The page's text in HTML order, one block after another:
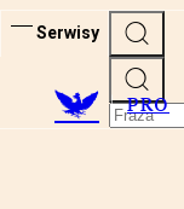
Serwisy
PRO